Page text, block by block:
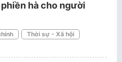
hà cho người
Thời sự - Xã hội